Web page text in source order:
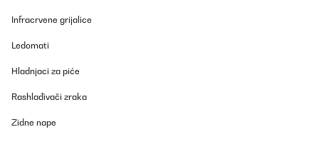
Amazon-Benutzer
Prevedi
Hab erwartet, dass es so gut ist. Ein super "Hotdoger" !!! I a
Infracrvene grijalice
Ledomati
Hladnjaci za piće
Rashlađivači zraka
Zidne nape